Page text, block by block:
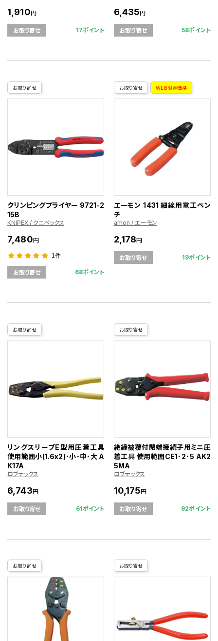
1,910円
お取り寄せ 17ポイント
6,435円
お取り寄せ 58ポイント
お取り寄せ
クリンピングプライヤー 9721-2
15B
KNIPEX / クニペックス
7,480円
1件
お取り寄せ 68ポイント
お取り寄せ WEB限定価格
エーモン 1431 細線用電工ペン
チ
amon / エーモン
2,178円
お取り寄せ 19ポイント
お取り寄せ
リングスリーブE型用圧着工具
使用範囲小(1.6x2)･小･中･大 A
K17A
ロブテックス
6,743円
お取り寄せ 61ポイント
お取り寄せ
絶縁被覆付閉端接続子用ミニ圧
着工具 使用範囲CE1･2･5 AK2
5MA
ロブテックス
10,175円
お取り寄せ 92ポイント
お取り寄せ お取り寄せ